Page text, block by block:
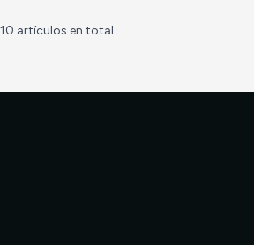
10 artículos en total